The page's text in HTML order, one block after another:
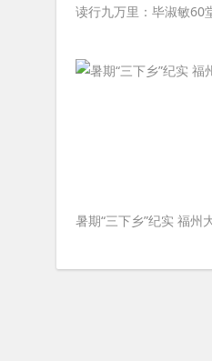
读行九万里：毕淑敏60
暑期“三下乡”纪实 福州